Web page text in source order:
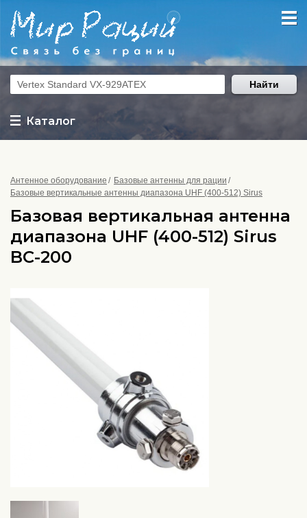
Каталог
Найти
Антенное оборудование
Базовые антенны для рации
Базовые вертикальные антенны диапазона UHF (400-512) Sirus
Базовая вертикальная антенна
диапазона UHF (400-512) Sirus
BC-200